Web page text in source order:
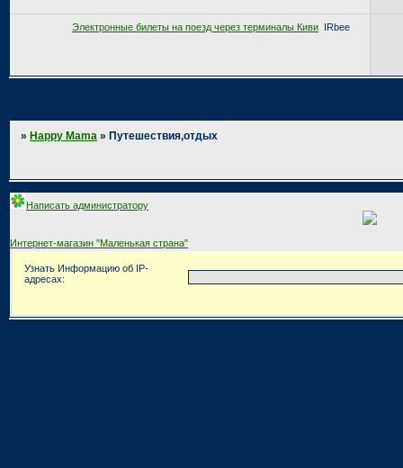
Электронные билеты на поезд через терминалы Киви IRbee
» Happy Mama » Путешествия,отдых
Написать администратору
Интернет-магазин "Маленькая страна"
Узнать Информацию об IP-
адресах: